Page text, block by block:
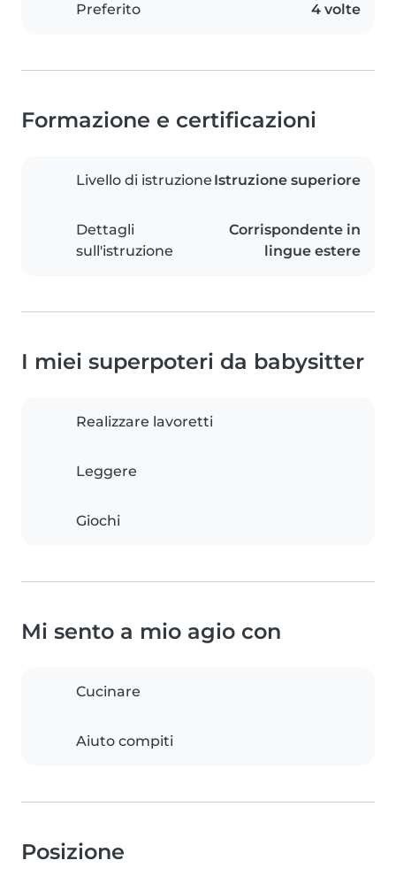
Preferito 4 volte
Formazione e certificazioni
Livello di istruzione Istruzione superiore
Dettagli
sull'istruzione
Corrispondente in
lingue estere
I miei superpoteri da babysitter
Realizzare lavoretti
Leggere
Giochi
Mi sento a mio agio con
Cucinare
Aiuto compiti
Posizione